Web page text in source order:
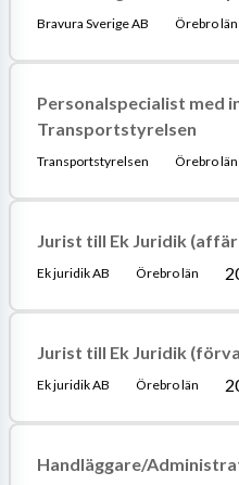
Bravura Sverige AB Örebro län
Personalspecialist med
Transportstyrelsen
Transportstyrelsen Örebro län
Jurist till Ek Juridik
Ek juridik AB Örebro län
Jurist till Ek Juridik
Ek juridik AB Örebro län
Handläggare/